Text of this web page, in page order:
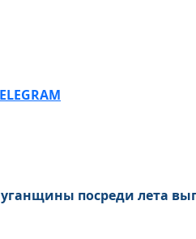
посреди лета